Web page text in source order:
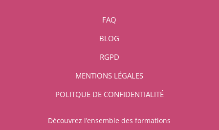
FAQ
BLOG
RGPD
MENTIONS LÉGALES
POLITQUE DE CONFIDENTIALITÉ
Découvrez l’ensemble des formations